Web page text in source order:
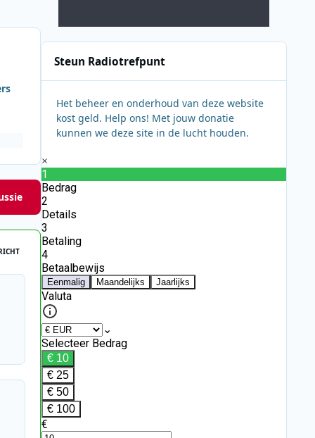
Steun Radiotrefpunt
Het beheer en onderhoud van deze website
kost geld. Help ons! Met jouw donatie
kunnen we deze site in de lucht houden.